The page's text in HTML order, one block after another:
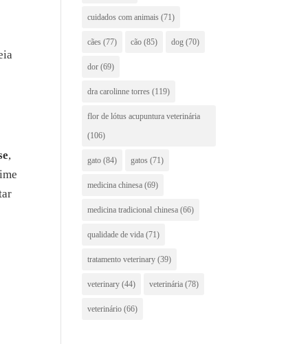
,
cuidados com animais (71)
cães (77) cão (85) dog (70)
dor (69)
dra carolinne torres (119)
flor de lótus acupuntura veterinária
(106)
gato (84) gatos (71)
medicina chinesa (69)
medicina tradicional chinesa (66)
qualidade de vida (71)
tratamento veterinary (39)
veterinary (44) veterinária (78)
veterinário (66)